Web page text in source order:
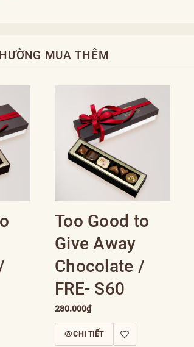
MUA THÊM
Too Good to
Give Away
Chocolate /
FRE- S60
280.000₫
CHI TIẾT